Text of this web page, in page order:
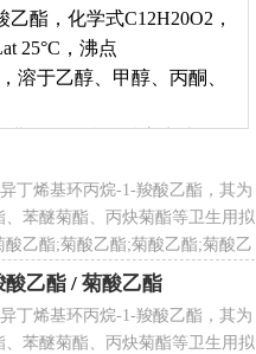
乙酯，化学式C12H20O2，
25°C，沸点
溶于乙醇、甲醇、丙酮、
行环丙烷化反应生成，改
该化合物是合成丙烯氯菊
领域。其大鼠经口LD50为
丁烯基环丙烷-1-羧酸乙酯，其为
苯醚菊酯、丙炔菊酯等卫生用拟
乙酯;菊酸乙酯;菊酸乙酯;菊酸乙
酯;菊酸乙酯;菊酸乙酯;
酸乙酯 / 菊酸乙酯
丁烯基环丙烷-1-羧酸乙酯，其为
苯醚菊酯、丙炔菊酯等卫生用拟